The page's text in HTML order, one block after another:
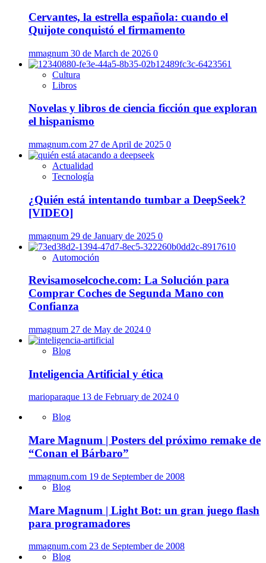
Cervantes, la estrella española: cuando el
Quijote conquistó el firmamento
mmagnum 30 de March de 2026 0
Cultura
Libros
Novelas y libros de ciencia ficción que exploran
el hispanismo
mmagnum.com 27 de April de 2025 0
Actualidad
Tecnología
¿Quién está intentando tumbar a DeepSeek?
[VIDEO]
mmagnum 29 de January de 2025 0
Automoción
Revisamoselcoche.com: La Solución para
Comprar Coches de Segunda Mano con
Confianza
mmagnum 27 de May de 2024 0
Blog
Inteligencia Artificial y ética
marioparaque 13 de February de 2024 0
Blog
Mare Magnum | Posters del próximo remake de
“Conan el Bárbaro”
mmagnum.com 19 de September de 2008
Blog
Mare Magnum | Light Bot: un gran juego flash
para programadores
mmagnum.com 23 de September de 2008
Blog